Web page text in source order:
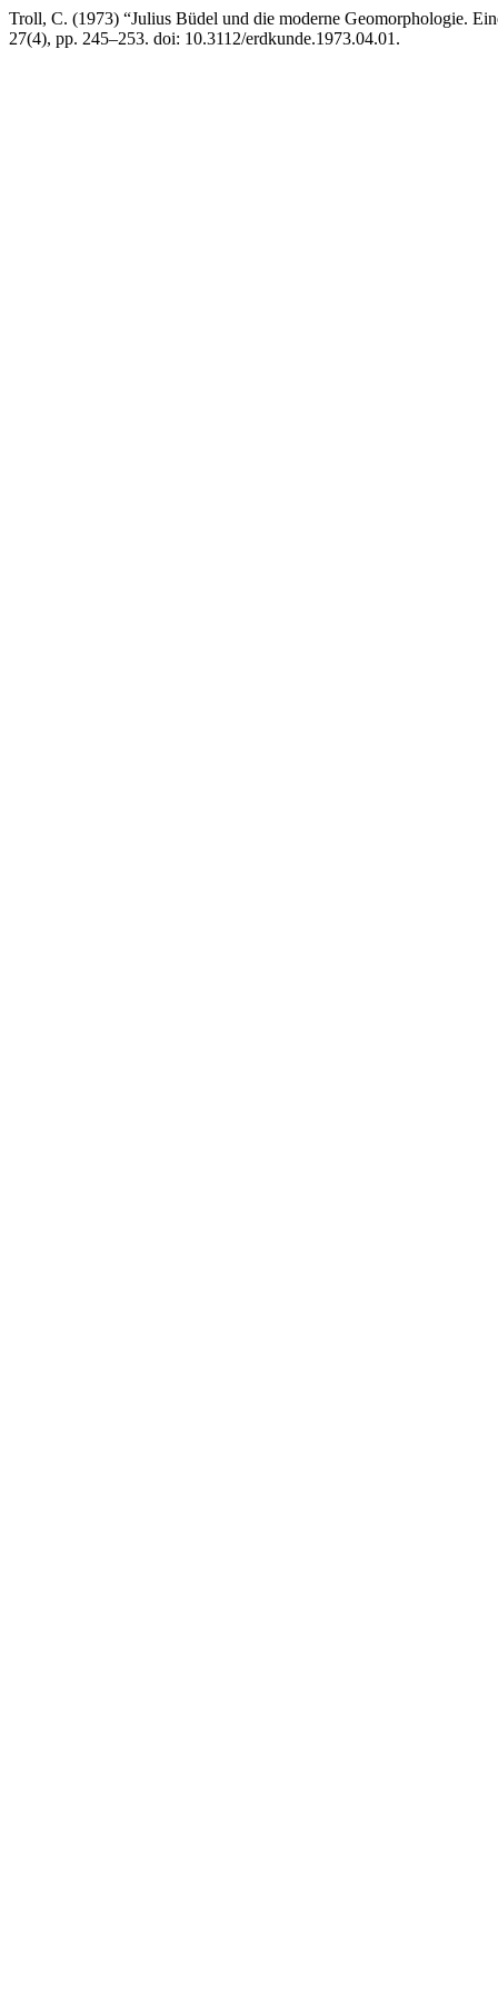
Troll, C. (1973) “Julius Büdel und die moderne Geomorphologie.
27(4), pp. 245–253. doi: 10.3112/erdkunde.1973.04.01.